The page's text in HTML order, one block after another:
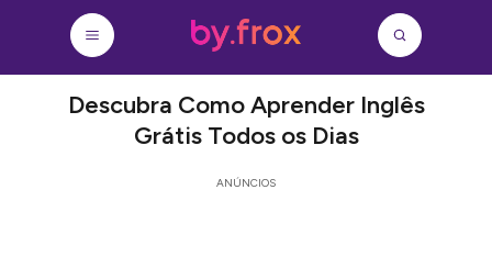
Descubra Como Aprender Inglês
Grátis Todos os Dias
ANÚNCIOS